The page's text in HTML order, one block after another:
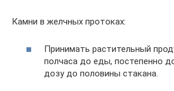
Камни в желчных протоках:
Принимать растительный
полчаса до еды, постепенно
дозу до половины стакана.